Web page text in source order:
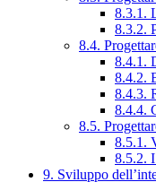
8.3.1.
8.3.2.
8.4.
8.4.1.
8.4.2.
8.4.3.
8.4.4.
8.5.
8.5.1.
8.5.2.
9. Sviluppo